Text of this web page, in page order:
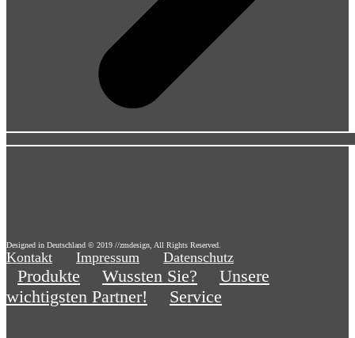
Designed in Deutschland © 2019 //zmdesign, All Rights Reserved.
Kontakt Impressum Datenschutz
Produkte Wussten Sie?
Unsere
wichtigsten Partner!
Service